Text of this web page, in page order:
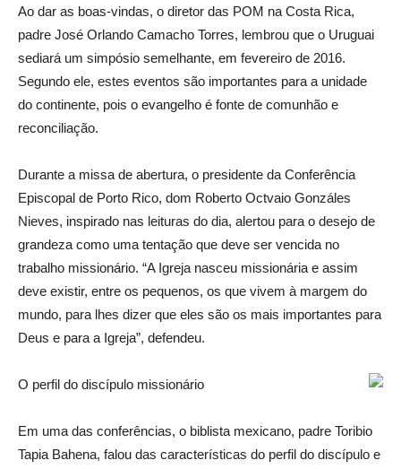
Ao dar as boas-vindas, o diretor das POM na Costa Rica,
padre José Orlando Camacho Torres, lembrou que o Uruguai
sediará um simpósio semelhante, em fevereiro de 2016.
Segundo ele, estes eventos são importantes para a unidade
do continente, pois o evangelho é fonte de comunhão e
reconciliação.
Durante a missa de abertura, o presidente da Conferência
Episcopal de Porto Rico, dom Roberto Octvaio Gonzáles
Nieves, inspirado nas leituras do dia, alertou para o desejo de
grandeza como uma tentação que deve ser vencida no
trabalho missionário. “A Igreja nasceu missionária e assim
deve existir, entre os pequenos, os que vivem à margem do
mundo, para lhes dizer que eles são os mais importantes para
Deus e para a Igreja”, defendeu.
O perfil do discípulo missionário
Em uma das conferências, o biblista mexicano, padre Toribio
Tapia Bahena, falou das características do perfil do discípulo e